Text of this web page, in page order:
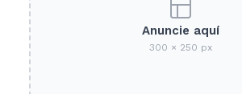
Anuncie aquí
300 × 250 px